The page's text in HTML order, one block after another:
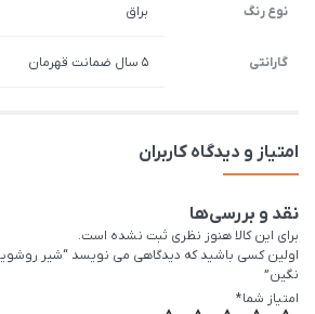
نوع رنگ براق
گارانتی 5 سال ضمانت قهرمان
امتیاز و دیدگاه کاربران
نقد و بررسی‌ها
برای این کالا هنوز نظری ثبت نشده است.
اولین کسی باشید که دیدگاهی می نویسد “شیر
نگین”
امتیاز شما*